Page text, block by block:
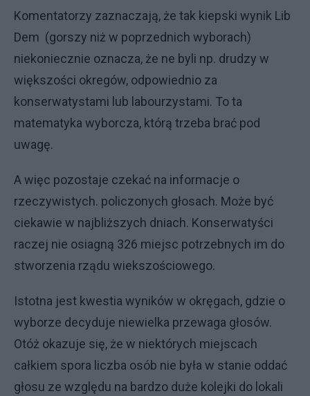
Komentatorzy zaznaczają, że tak kiepski wynik Lib
Dem (gorszy niż w poprzednich wyborach)
niekoniecznie oznacza, że ne byli np. drudzy w
większości okregów, odpowiednio za
konserwatystami lub labourzystami. To ta
matematyka wyborcza, którą trzeba brać pod
uwagę.
A więc pozostaje czekać na informacje o
rzeczywistych. policzonych głosach. Może być
ciekawie w najbliższych dniach. Konserwatyści
raczej nie osiagną 326 miejsc potrzebnych im do
stworzenia rządu wiekszościowego.
Istotna jest kwestia wyników w okręgach, gdzie o
wyborze decyduje niewielka przewaga głosów.
Otóż okazuje się, że w niektórych miejscach
całkiem spora liczba osób nie była w stanie oddać
głosu ze względu na bardzo duże kolejki do lokali